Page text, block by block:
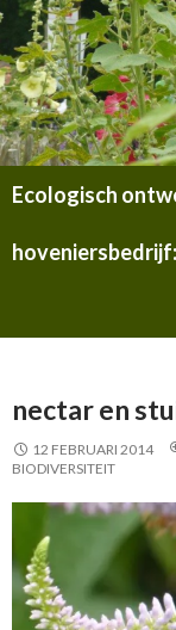
Ecologisch
NAAR
INHOUD
nectar en
12 FEBRUARI 2014
BIODIVERSITEIT